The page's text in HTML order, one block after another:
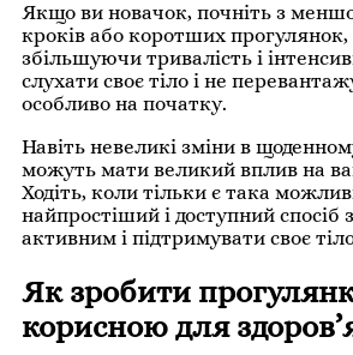
Якщо ви новачок, почніть з
кроків або коротших прогулянок,
збільшуючи тривалість і
слухати своє тіло і не
особливо на початку.
Навіть невеликі зміни в
можуть мати великий вплив на
Ходіть, коли тільки є така
найпростіший і доступний спосіб
активним і підтримувати своє
Як зробити
корисною для